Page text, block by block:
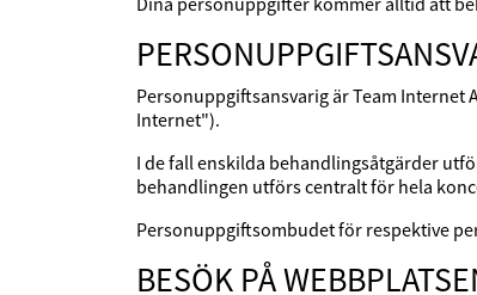
Personuppgiftsansvarig är Team Internet
Internet").
I de fall enskilda behandlingsåtgärder
behandlingen utförs centralt för hela
Personuppgiftsombudet för respektive
BESÖK PÅ